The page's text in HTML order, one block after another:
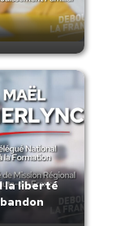
la liberté